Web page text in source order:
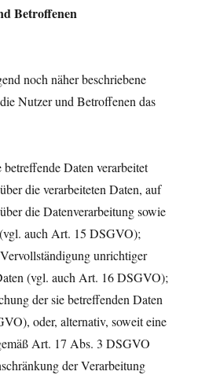
Betroffenen
noch näher beschriebene
Nutzer und Betroffenen das
Daten verarbeitet
die verarbeiteten Daten, auf
die Datenverarbeitung sowie
auch Art. 15 DSGVO);
unrichtiger
(vgl. auch Art. 16 DSGVO);
der sie betreffenden Daten
oder, alternativ, soweit eine
Art. 17 Abs. 3 DSGVO
der Verarbeitung